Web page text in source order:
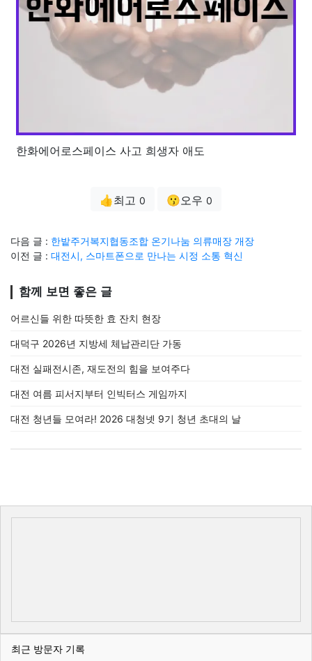
한화에어로스페이스 사고 희생자 애도
👍최고 0 😗오우 0
다음 글 : 한밭주거복지협동조합 온기나눔 의류매장 개장
이전 글 : 대전시, 스마트폰으로 만나는 시정 소통 혁신
함께 보면 좋은 글
어르신들 위한 따뜻한 효 잔치 현장
대덕구 2026년 지방세 체납관리단 가동
대전 실패전시존, 재도전의 힘을 보여주다
대전 여름 피서지부터 인빅터스 게임까지
대전 청년들 모여라! 2026 대청넷 9기 청년 초대의 날
최근 방문자 기록